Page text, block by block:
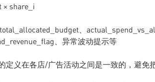
× share_i
、
、异常波动提示等
定义在各店/广告活动之间是一致的，避免